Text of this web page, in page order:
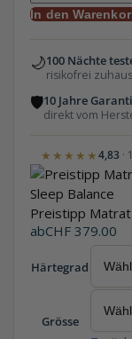
In den
🌙100 Nächte
risikofrei
🛡10 Jahre
direkt vom
★★★★★4,83 ·
Preistipp
abCHF 379.00
Härtegrad
Grösse